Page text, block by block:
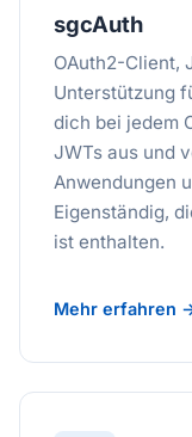
sgcAuth
OAuth2-Client,
Unterstützung
dich bei jedem
JWTs aus und
Anwendungen
Eigenständig,
ist enthalten.
Mehr erfahren